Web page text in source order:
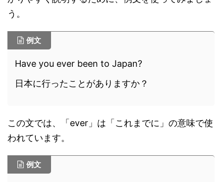
う。
例文
Have you ever been to Japan?
日本に行ったことがありますか？
この文では、「ever」は「これまでに」の意味で使
われています。
例文